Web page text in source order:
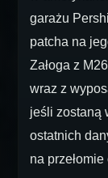
garażu
patcha na
Załoga z
wraz z
jeśli zostaną
ostatnich
na